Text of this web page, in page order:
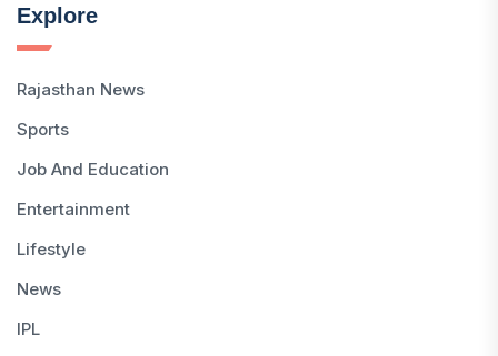
Explore
Rajasthan News
Sports
Job And Education
Entertainment
Lifestyle
News
IPL